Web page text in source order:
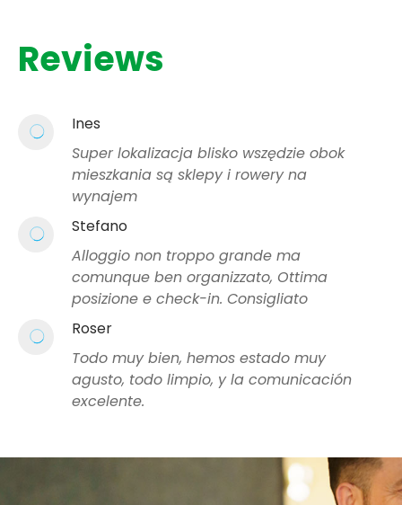
Reviews
Ines
Super lokalizacja blisko wszędzie obok
mieszkania są sklepy i rowery na
wynajem
Stefano
Alloggio non troppo grande ma
comunque ben organizzato, Ottima
posizione e check-in. Consigliato
Roser
Todo muy bien, hemos estado muy
agusto, todo limpio, y la comunicación
excelente.